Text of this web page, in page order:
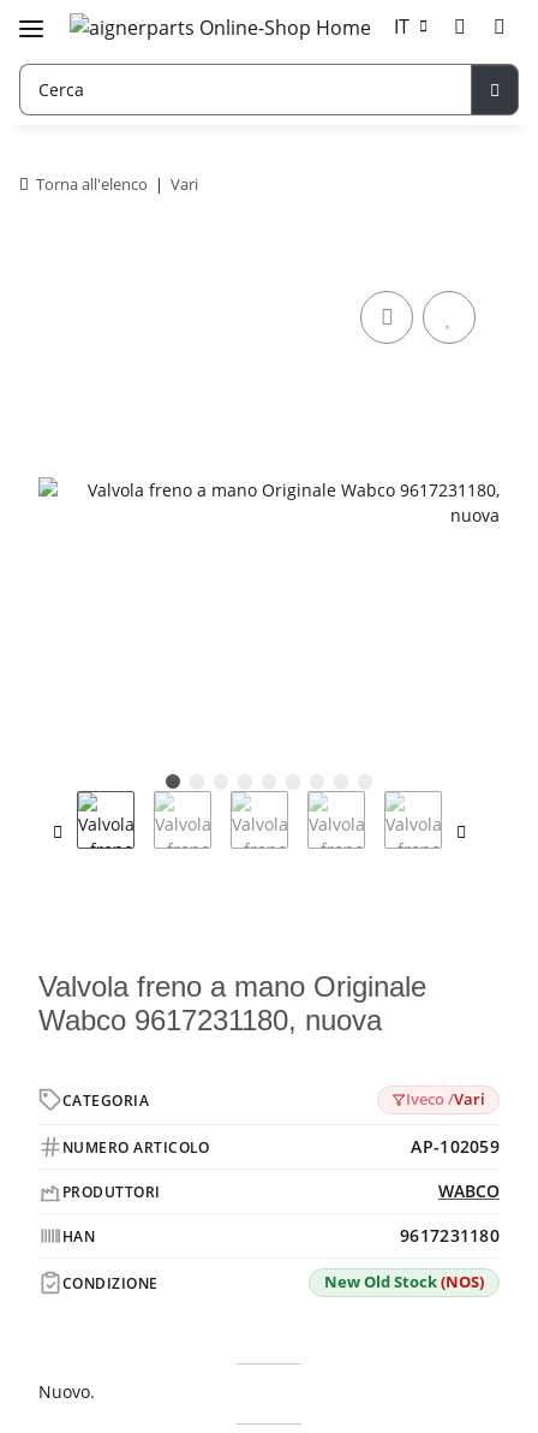
IT
Torna all'elenco Vari
Valvola freno a mano Originale
Wabco 9617231180, nuova
CATEGORIA Iveco /Vari
NUMERO ARTICOLO AP-102059
PRODUTTORI WABCO
HAN 9617231180
CONDIZIONE New Old Stock(NOS)
Nuovo.